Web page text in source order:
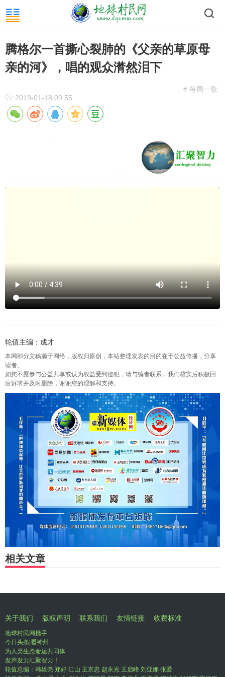
腾格尔一首撕心裂肺的《父亲的草原母
亲的河》，唱的观众潸然泪下
# 每周一歌
2019-01-18 09:55
轮值主编：成才
本网部分文稿源于网络，版权归原创，本站整理发表的目的在于公益传播，分享
读者。
如您不愿参与公益共享或认为权益受到侵犯，请与编者联系，我们核实后积极回
应诉求并及时删除，谢谢您的理解和支持。
相关文章
关于我们 版权声明 联系我们 友情链接 收费标准
地球村民网携手
今日头条|看神州
为人类生态命运共同体
发声发力汇聚智力！
轮值总编：韩雄亮 郑好 江山 王京忠 赵永光 王启峰 刘亚娜 张爱